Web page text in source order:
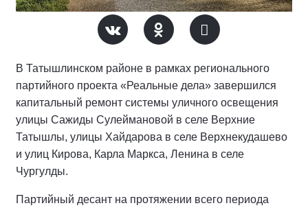
В Татышлинском районе в рамках регионального
партийного проекта «Реальные дела» завершился
капитальный ремонт системы уличного освещения
улицы Сажиды Сулеймановой в селе Верхние
Татышлы, улицы Хайдарова в селе Верхнекудашево
и улиц Кирова, Карла Маркса, Ленина в селе
Чургулды.
Партийный десант на протяжении всего периода